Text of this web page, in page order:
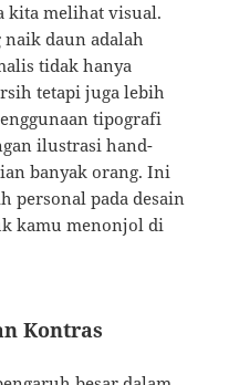
kita melihat visual.
naik daun adalah
tidak hanya
tetapi juga lebih
tipografi
ilustrasi hand-
banyak orang. Ini
personal pada desain
kamu menonjol di
Kontras